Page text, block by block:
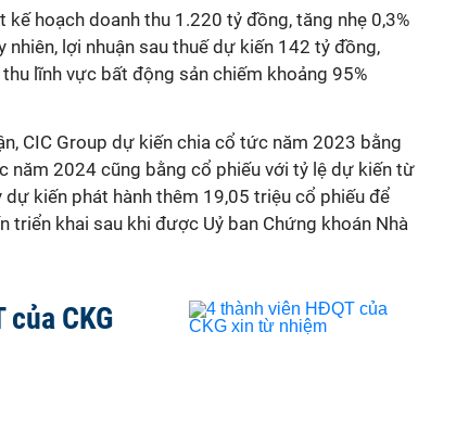
kế hoạch doanh thu 1.220 tỷ đồng, tăng nhẹ 0,3%
lợi nhuận sau thuế dự kiến 142 tỷ đồng,
lĩnh vực bất động sản chiếm khoảng 95%
CIC Group dự kiến chia cổ tức năm 2023 bằng
năm 2024 cũng bằng cổ phiếu với tỷ lệ dự kiến từ
dự kiến phát hành thêm 19,05 triệu cổ phiếu để
khai sau khi được Uỷ ban Chứng khoán Nhà
CKG